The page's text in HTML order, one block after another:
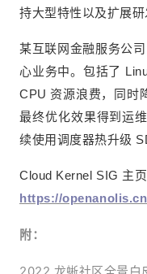
持大型特性以及扩展研
某互联网金融服务公
心业务中。包括了
CPU 资源浪费，同时
最终优化效果得到运
续使用调度器热升级
Cloud Kernel SIG 主页
https://
附：